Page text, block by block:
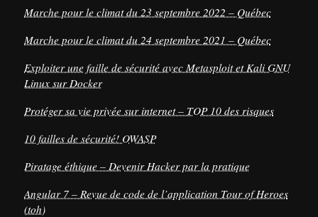
Marche pour le climat du 23 septembre 2022 – Québec
Marche pour le climat du 24 septembre 2021 – Québec
Exploiter une faille de sécurité avec Metasploit et Kali GNU
Linux sur Docker
Protéger sa vie privée sur internet – TOP 10 des risques
10 failles de sécurité! OWASP
Piratage éthique – Devenir Hacker par la pratique
Angular 7 – Revue de code de l’application Tour of Heroes
(toh)